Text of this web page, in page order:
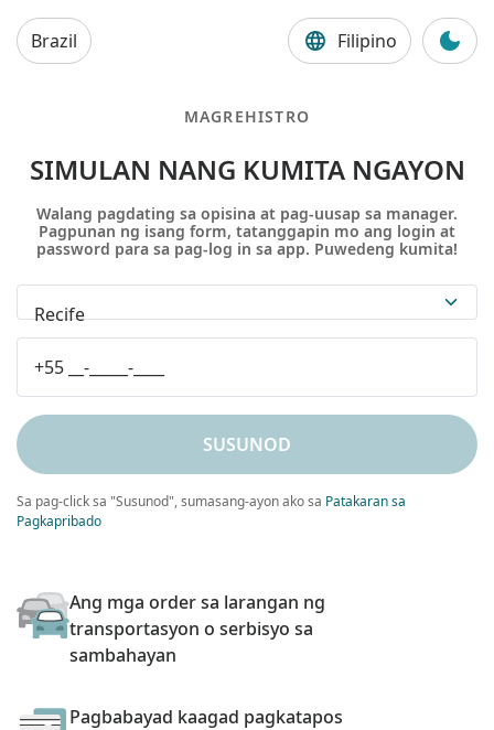
Brazil Filipino
MAGREHISTRO
SIMULAN NANG KUMITA NGAYON
Walang pagdating sa opisina at pag-uusap sa manager.
Pagpunan ng isang form, tatanggapin mo ang login at
password para sa pag-log in sa app. Puwedeng kumita!
Recife
SUSUNOD
Sa pag-click sa "Susunod", sumasang-ayon ako sa Patakaran sa
Pagkapribado
Ang mga order sa larangan ng
transportasyon o serbisyo sa
sambahayan
Pagbabayad kaagad pagkatapos